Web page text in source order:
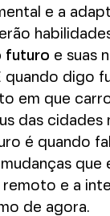
e a
futuro e suas
quando digo
em que
das cidades
é quando
que
e a
de agora.